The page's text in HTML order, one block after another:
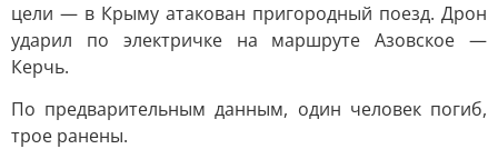
цели — в Крыму атакован пригородный поезд. Дрон
ударил по электричке на маршруте Азовское —
Керчь.
По предварительным данным, один человек погиб,
трое ранены.